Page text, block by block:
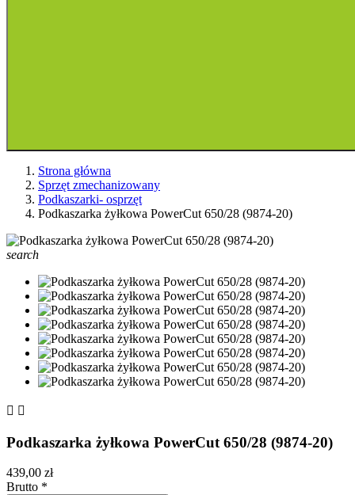
Strona główna
Sprzęt zmechanizowany
Podkaszarki- osprzęt
Podkaszarka żyłkowa PowerCut 650/28 (9874-20)
search
 
Podkaszarka żyłkowa PowerCut 650/28 (9874-20)
439,00 zł
Brutto *